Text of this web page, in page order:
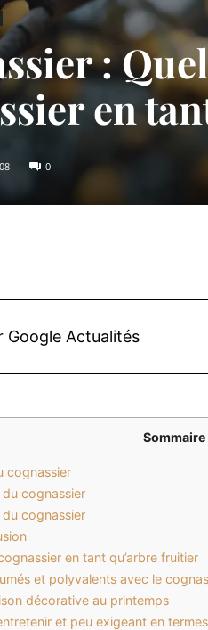
:
en
0
Google Actualités
Sommaire
cognassier
cognassier
cognassier
en tant qu’arbre fruitier
et polyvalents avec le
décorative au printemps
et peu exigeant en